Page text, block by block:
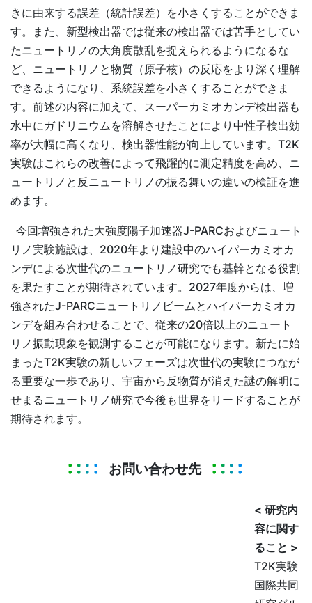
きに由来する誤差（統計誤差）を小さくすることができま
す。また、新型検出器では従来の検出器では苦手としてい
たニュートリノの大角度散乱を捉えられるようになるな
ど、ニュートリノと物質（原子核）の反応をより深く理解
できるようになり、系統誤差を小さくすることができま
す。前述の内容に加えて、スーパーカミオカンデ検出器も
水中にガドリニウムを溶解させたことにより中性子検出効
率が大幅に高くなり、検出器性能が向上しています。T2K
実験はこれらの改善によって飛躍的に測定精度を高め、ニ
ュートリノと反ニュートリノの振る舞いの違いの検証を進
めます。
今回増強された大強度陽子加速器J-PARCおよびニュート
リノ実験施設は、2020年より建設中のハイパーカミオカ
ンデによる次世代のニュートリノ研究でも基幹となる役割
を果たすことが期待されています。2027年度からは、増
強されたJ-PARCニュートリノビームとハイパーカミオカ
ンデを組み合わせることで、従来の20倍以上のニュート
リノ振動現象を観測することが可能になります。新たに始
まったT2K実験の新しいフェーズは次世代の実験につなが
る重要な一歩であり、宇宙から反物質が消えた謎の解明に
せまるニュートリノ研究で今後も世界をリードすることが
期待されます。
お問い合わせ先
< 研究内
容に関す
ること >
T2K実験
国際共同